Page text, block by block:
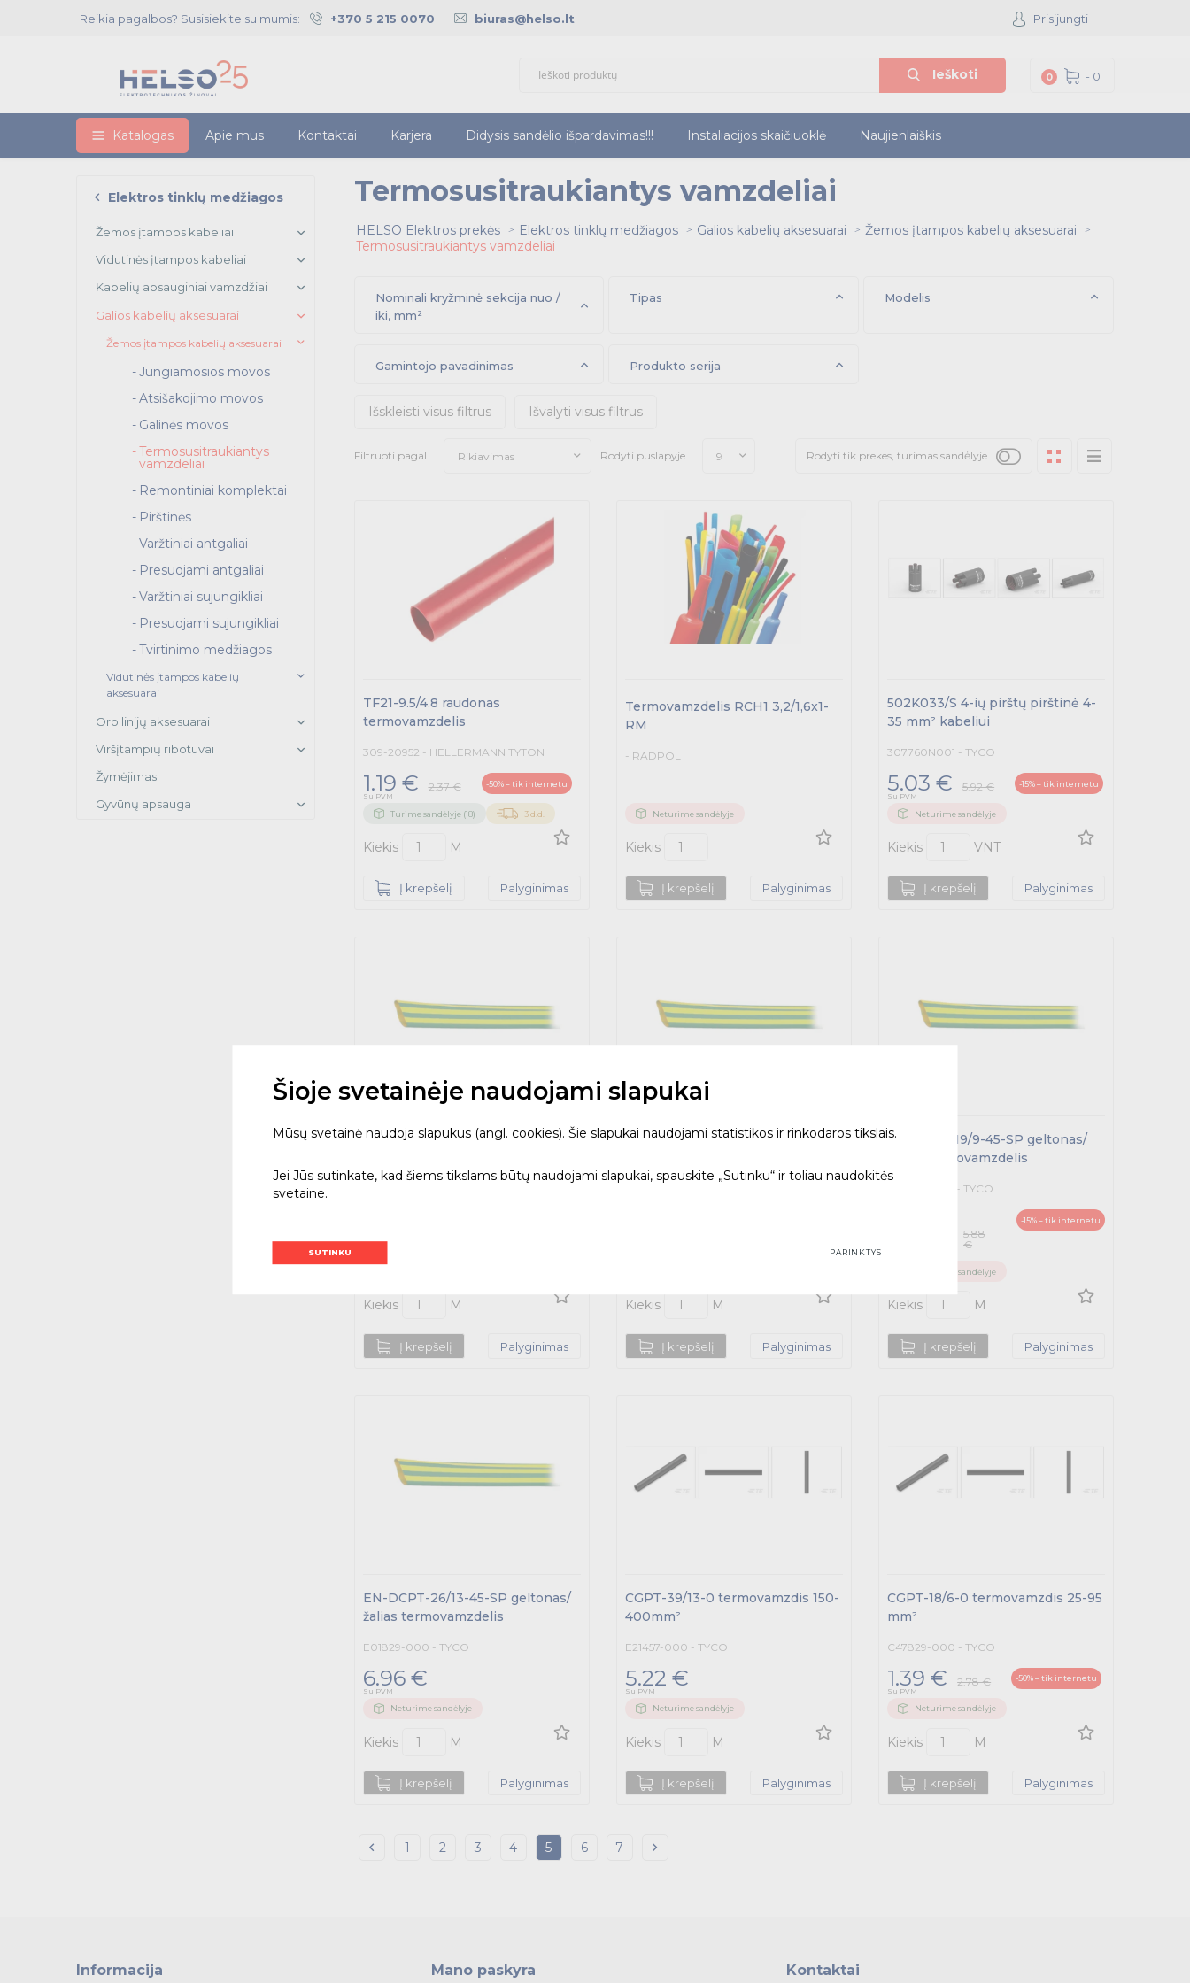
Reikia pagalbos? Susisiekite su mumis: +370 5 215 0070 biuras@helso.lt Prisijungti
Ieškoti 0 - 0
Katalogas Apie mus Kontaktai Karjera Didysis sandėlio išpardavimas!!! Instaliacijos skaičiuoklė Naujienlaiškis
Elektros tinklų medžiagos
Žemos įtampos kabeliai
Vidutinės įtampos kabeliai
Kabelių apsauginiai vamzdžiai
Galios kabelių aksesuarai
Žemos įtampos kabelių aksesuarai
Jungiamosios movos
Atsišakojimo movos
Galinės movos
Termosusitraukiantys
vamzdeliai
Remontiniai komplektai
Pirštinės
Varžtiniai antgaliai
Presuojami antgaliai
Varžtiniai sujungikliai
Presuojami sujungikliai
Tvirtinimo medžiagos
Vidutinės įtampos kabelių
aksesuarai
Oro linijų aksesuarai
Viršįtampių ribotuvai
Žymėjimas
Gyvūnų apsauga
Termosusitraukiantys vamzdeliai
HELSO Elektros prekės Elektros tinklų medžiagos Galios kabelių aksesuarai
Žemos įtampos kabelių aksesuarai
Termosusitraukiantys vamzdeliai
Nominali kryžminė sekcija nuo /
iki, mm²
Tipas Modelis
Gamintojo pavadinimas Produkto serija
Išskleisti visus filtrus Išvalyti visus filtrus
Filtruoti pagal Rikiavimas Rodyti puslapyje 9 Rodyti tik prekes, turimas sandėlyje
TF21-9.5/4.8 raudonas
termovamzdelis
309-20952 - HELLERMANN TYTON
1.19 € 2.37 € -50% – tik internetu
Su PVM
Turime sandėlyje (18) 3 d.d.
Kiekis M
Į krepšelį Palyginimas
Termovamzdelis RCH1 3,2/1,6x1-
RM
- RADPOL
Neturime sandėlyje
Kiekis
Į krepšelį Palyginimas
502K033/S 4-ių pirštų pirštinė 4-
35 mm² kabeliui
307760N001 - TYCO
5.03 € 5.92 € -15% – tik internetu
Su PVM
Neturime sandėlyje
Kiekis VNT
Į krepšelį Palyginimas
žalias termovamzdelis
2.04 €
Kiekis M
Į krepšelį Palyginimas
žalias termovamzdelis
Kiekis M
Į krepšelį Palyginimas
EN-DCPT-19/9-45-SP geltonas/
žalias termovamzdelis
F74998-000 - TYCO
5.88
€
-15% – tik internetu
Neturime sandėlyje
Kiekis M
Į krepšelį Palyginimas
EN-DCPT-26/13-45-SP geltonas/
žalias termovamzdelis
E01829-000 - TYCO
6.96 €
Su PVM
Neturime sandėlyje
Kiekis M
Į krepšelį Palyginimas
CGPT-39/13-0 termovamzdis 150-
400mm²
E21457-000 - TYCO
5.22 €
Su PVM
Neturime sandėlyje
Kiekis M
Į krepšelį Palyginimas
CGPT-18/6-0 termovamzdis 25-95
mm²
C47829-000 - TYCO
1.39 € 2.78 € -50% – tik internetu
Su PVM
Neturime sandėlyje
Kiekis M
Į krepšelį Palyginimas
1 2 3 4 5 6 7
Informacija Mano paskyra Kontaktai
Šioje svetainėje naudojami slapukai
Mūsų svetainė naudoja slapukus (angl. cookies). Šie slapukai naudojami statistikos ir rinkodaros tikslais.
Jei Jūs sutinkate, kad šiems tikslams būtų naudojami slapukai, spauskite „Sutinku“ ir toliau naudokitės
svetaine.
SUTINKU PARINKTYS